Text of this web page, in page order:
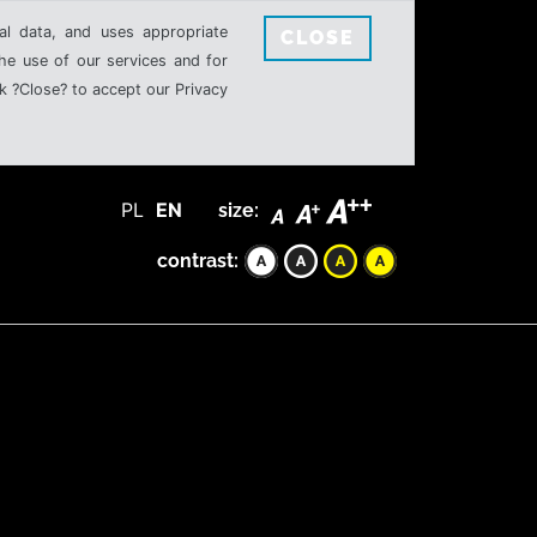
data, and uses appropriate
use of our services and for
to accept our Privacy
CLOSE
PL EN size:
contrast: